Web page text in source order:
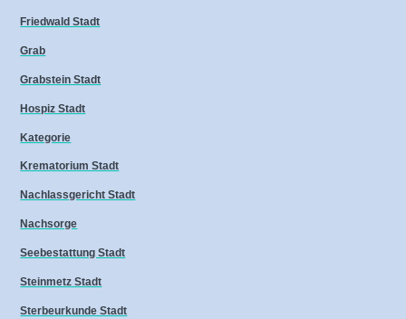
Friedwald Stadt
Grab
Grabstein Stadt
Hospiz Stadt
Kategorie
Krematorium Stadt
Nachlassgericht Stadt
Nachsorge
Seebestattung Stadt
Steinmetz Stadt
Sterbeurkunde Stadt